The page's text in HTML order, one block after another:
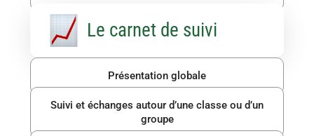
Le carnet de suivi
Présentation globale
Suivi et échanges autour d’une classe ou d’un
groupe